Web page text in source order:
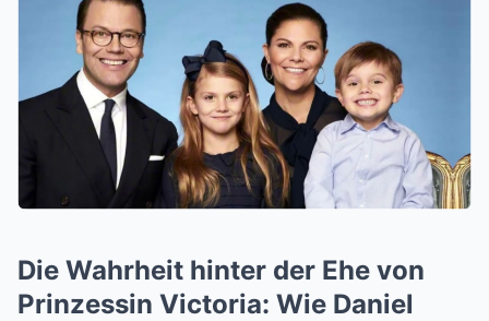
Die Wahrheit hinter der Ehe von
Prinzessin Victoria: Wie Daniel